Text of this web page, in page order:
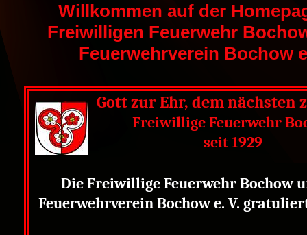
Willkommen auf der
Freiwilligen Feuerwehr
Feuerwehrverein Bochow
Gott zur Ehr, dem nächsten
Freiwillige Feuerwehr
seit 1929
Die Freiwillige Feuerwehr Bochow
Feuerwehrverein Bochow e. V.